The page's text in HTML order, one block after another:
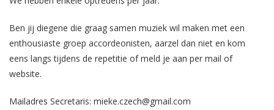
Ben jij diegene die graag samen muziek wil maken met een
enthousiaste groep accordeonisten, aarzel dan niet en kom
eens langs tijdens de repetitie of meld je aan per mail of
website.
Mailadres Secretaris: mieke.czech@gmail.com